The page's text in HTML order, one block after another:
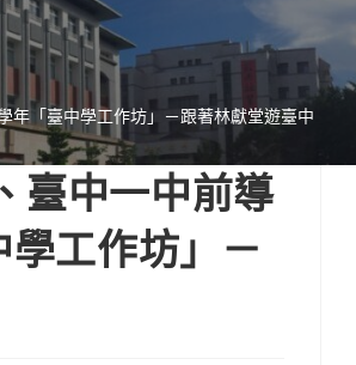
年「臺中學工作坊」－跟著林獻堂遊臺中
臺中一中前導
工作坊」－